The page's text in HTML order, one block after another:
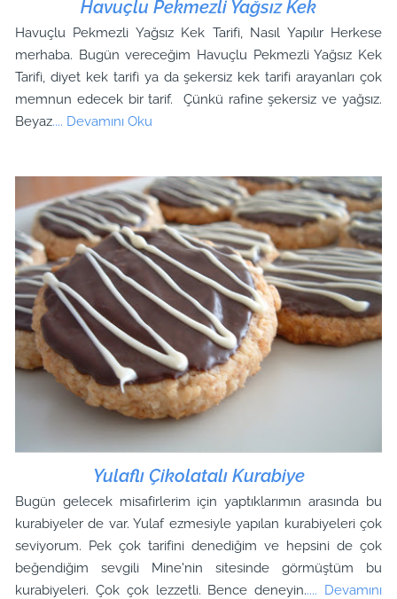
Havuçlu Pekmezli Yağsız Kek
Havuçlu Pekmezli Yağsız Kek Tarifi, Nasıl Yapılır Herkese
merhaba. Bugün vereceğim Havuçlu Pekmezli Yağsız Kek
Tarifi, diyet kek tarifi ya da şekersiz kek tarifi arayanları çok
memnun edecek bir tarif. Çünkü rafine şekersiz ve yağsız.
Beyaz.... Devamını Oku
Yulaflı Çikolatalı Kurabiye
Bugün gelecek misafirlerim için yaptıklarımın arasında bu
kurabiyeler de var. Yulaf ezmesiyle yapılan kurabiyeleri çok
seviyorum. Pek çok tarifini denediğim ve hepsini de çok
beğendiğim sevgili Mine'nin sitesinde görmüştüm bu
kurabiyeleri. Çok çok lezzetli. Bence deneyin..... Devamını